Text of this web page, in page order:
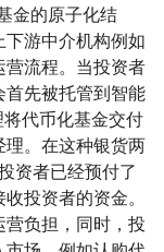
金的原子化结
游中介机构例如
营流程。当投资者
首先被托管到智能
代币化基金交付
理。在这种银货两
资者已经预付了
投资者的资金。
负担，同时，投